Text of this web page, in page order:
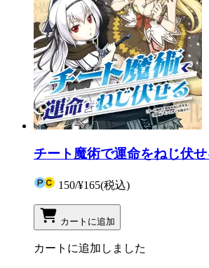
チート魔術で運命をねじ伏せ
150/¥165(税込)
カートに追加
カートに追加しました